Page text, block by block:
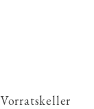
Vorratskeller